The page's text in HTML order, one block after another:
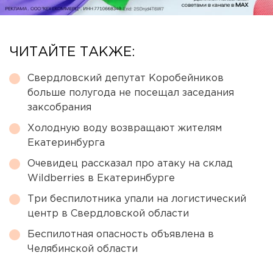
ЧИТАЙТЕ ТАКЖЕ:
Свердловский депутат Коробейников
больше полугода не посещал заседания
заксобрания
Холодную воду возвращают жителям
Екатеринбурга
Очевидец рассказал про атаку на склад
Wildberries в Екатеринбурге
Три беспилотника упали на логистический
центр в Свердловской области
Беспилотная опасность объявлена в
Челябинской области